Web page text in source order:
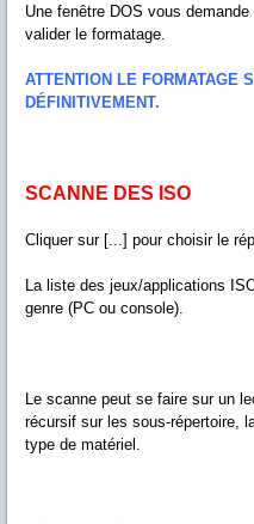
Une fenêtre DOS vous
valider le formatage.
ATTENTION LE FORMATAGE
DÉFINITIVEMENT.
SCANNE DES ISO
Cliquer sur [...] pour choisir le
La liste des jeux/applications
genre (PC ou console).
Le scanne peut se faire sur un
récursif sur les sous-répertoire,
type de matériel.